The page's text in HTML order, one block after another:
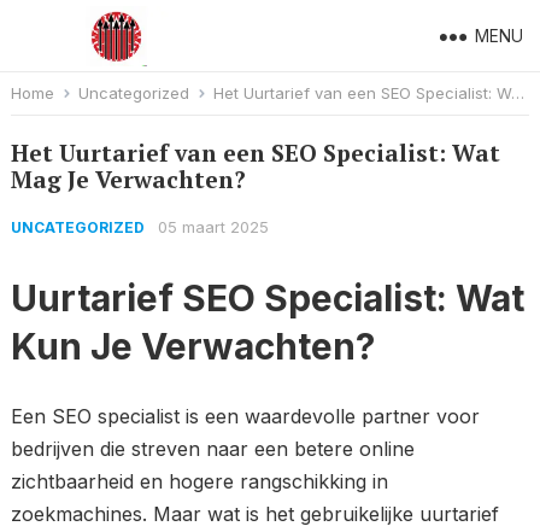
MENU
Home Uncategorized Het Uurtarief van een SEO Specialist: Wat Mag Je Verwachten?
Het Uurtarief van een SEO Specialist: Wat
Mag Je Verwachten?
UNCATEGORIZED 05 maart 2025
Uurtarief SEO Specialist: Wat
Kun Je Verwachten?
Een SEO specialist is een waardevolle partner voor
bedrijven die streven naar een betere online
zichtbaarheid en hogere rangschikking in
zoekmachines. Maar wat is het gebruikelijke uurtarief